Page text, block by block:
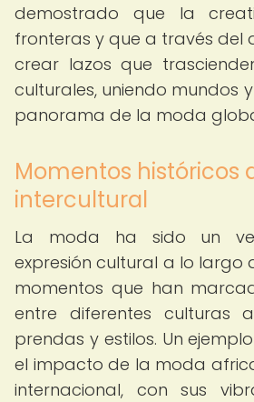
demostrado que la
fronteras y que a través del
crear lazos que
culturales, uniendo mundos
panorama de la moda
Momentos históricos
intercultural
La moda ha sido un
expresión cultural a lo largo
momentos que han
entre diferentes culturas
prendas y estilos. Un
el impacto de la moda
internacional, con sus